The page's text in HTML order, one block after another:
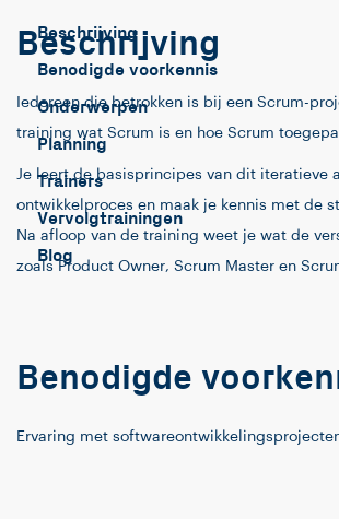
Beschrijving
Benodigde voorkennis
Onderwerpen
Planning
Trainers
Vervolgtrainingen
Blog
Beschrijving
Iedereen die betrokken is bij een Scrum-
training wat Scrum is en hoe Scrum
Je leert de basisprincipes van dit iteratieve
ontwikkelproces en maak je kennis met de
Na afloop van de training weet je wat de
zoals Product Owner, Scrum Master en
Benodigde
Ervaring met